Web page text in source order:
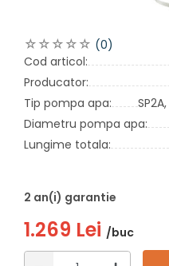
(0)
Cod articol:
Producator:
Tip pompa apa:
SP2A,
Diametru pompa apa:
Lungime totala:
2 an(i) garantie
1.269 Lei /buc